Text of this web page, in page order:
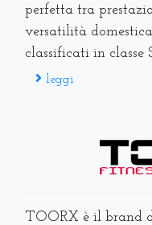
perfetta tra
versatilità
classificati in classe
leggi
TOORX è il brand